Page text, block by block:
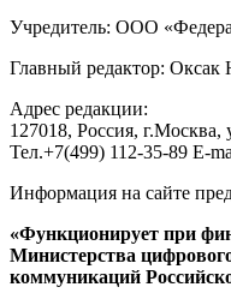
Учредитель: ООО
Главный редактор: Оксак
Адрес редакции:
127018, Россия, г.Москва,
Тел.+7(499) 112-35-89 E-
Информация на сайте
«Функционирует при
Министерства
коммуникаций